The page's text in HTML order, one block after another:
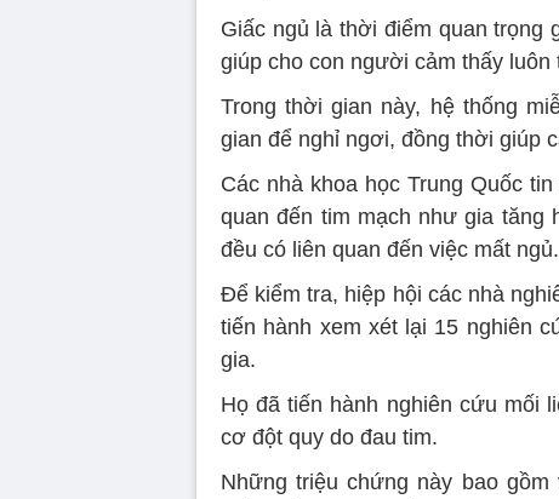
Giấc ngủ là thời điểm quan trọng
giúp cho con người cảm thấy
Trong thời gian này, hệ thống
gian để nghỉ ngơi, đồng thời giúp
Các nhà khoa học Trung Quốc
quan đến tim mạch như gia tăng
đều có liên quan đến việc mất ngủ.
Để kiểm tra, hiệp hội các nhà
tiến hành xem xét lại 15 nghiên
gia.
Họ đã tiến hành nghiên cứu mối
cơ đột quy do đau tim.
Những triệu chứng này bao